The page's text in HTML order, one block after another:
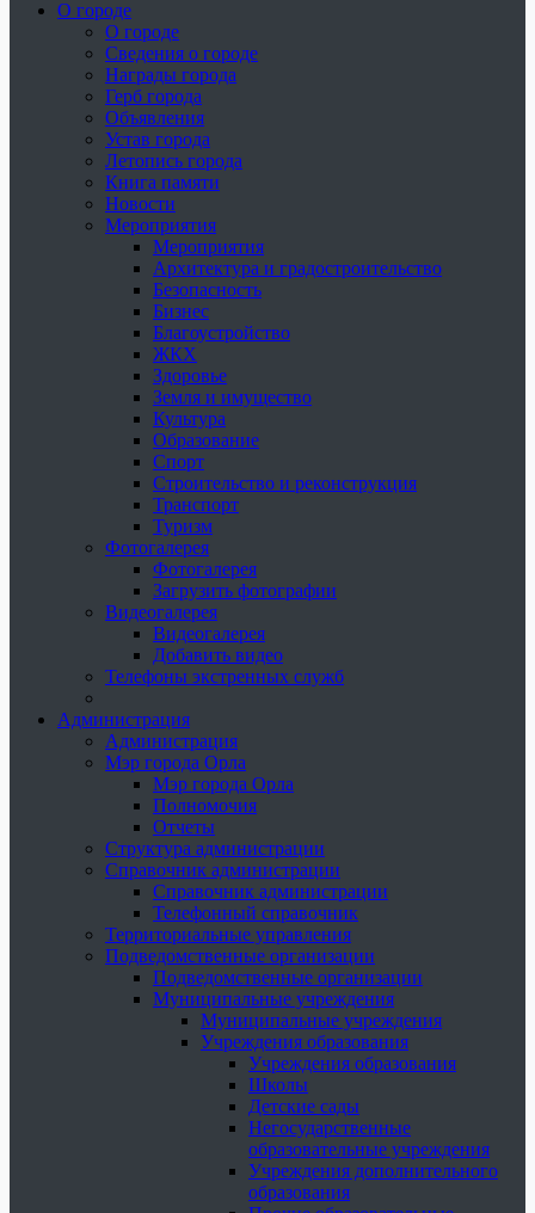
О городе
О городе
Сведения о городе
Награды города
Герб города
Объявления
Устав города
Летопись города
Книга памяти
Новости
Мероприятия
Мероприятия
Архитектура и градостроительство
Безопасность
Бизнес
Благоустройство
ЖКХ
Здоровье
Земля и имущество
Культура
Образование
Спорт
Строительство и реконструкция
Транспорт
Туризм
Фотогалерея
Фотогалерея
Загрузить фотографии
Видеогалерея
Видеогалерея
Добавить видео
Телефоны экстренных служб
Администрация
Администрация
Мэр города Орла
Мэр города Орла
Полномочия
Отчеты
Структура администрации
Справочник администрации
Справочник администрации
Телефонный справочник
Территориальные управления
Подведомственные организации
Подведомственные организации
Муниципальные учреждения
Муниципальные учреждения
Учреждения образования
Учреждения образования
Школы
Детские сады
Негосударственные
образовательные учреждения
Учреждения дополнительного
образования